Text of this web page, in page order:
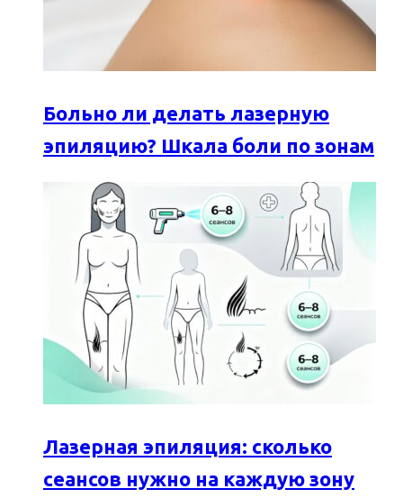
Больно ли делать лазерную
эпиляцию? Шкала боли по зонам
Лазерная эпиляция: сколько
сеансов нужно на каждую зону